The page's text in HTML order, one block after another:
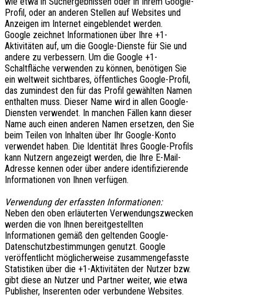
Profil, oder an anderen Stellen auf Websites und
Anzeigen im Internet eingeblendet werden.
Google zeichnet Informationen über Ihre +1-
Aktivitäten auf, um die Google-Dienste für Sie und
andere zu verbessern. Um die Google +1-
Schaltfläche verwenden zu können, benötigen Sie
ein weltweit sichtbares, öffentliches Google-Profil,
das zumindest den für das Profil gewählten Namen
enthalten muss. Dieser Name wird in allen Google-
Diensten verwendet. In manchen Fällen kann dieser
Name auch einen anderen Namen ersetzen, den Sie
beim Teilen von Inhalten über Ihr Google-Konto
verwendet haben. Die Identität Ihres Google-Profils
kann Nutzern angezeigt werden, die Ihre E-Mail-
Adresse kennen oder über andere identifizierende
Informationen von Ihnen verfügen.
Verwendung der erfassten Informationen:
Neben den oben erläuterten Verwendungszwecken
werden die von Ihnen bereitgestellten
Informationen gemäß den geltenden Google-
Datenschutzbestimmungen genutzt. Google
veröffentlicht möglicherweise zusammengefasste
Statistiken über die +1-Aktivitäten der Nutzer bzw.
gibt diese an Nutzer und Partner weiter, wie etwa
Publisher, Inserenten oder verbundene Websites.